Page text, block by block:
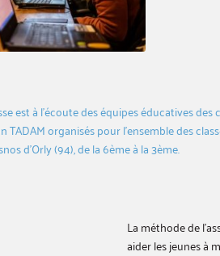
est à l’écoute des équipes éducatives
TADAM organisés pour l’ensemble des
d’Orly (94), de la 6ème à la 3ème.
La méthode de
aider les jeunes à